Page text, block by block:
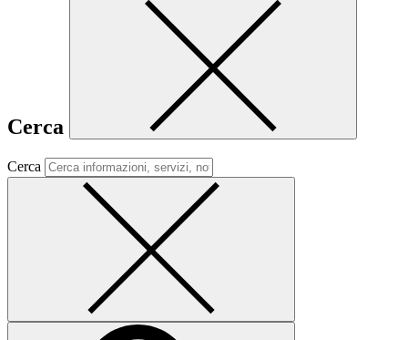
Cerca
Cerca